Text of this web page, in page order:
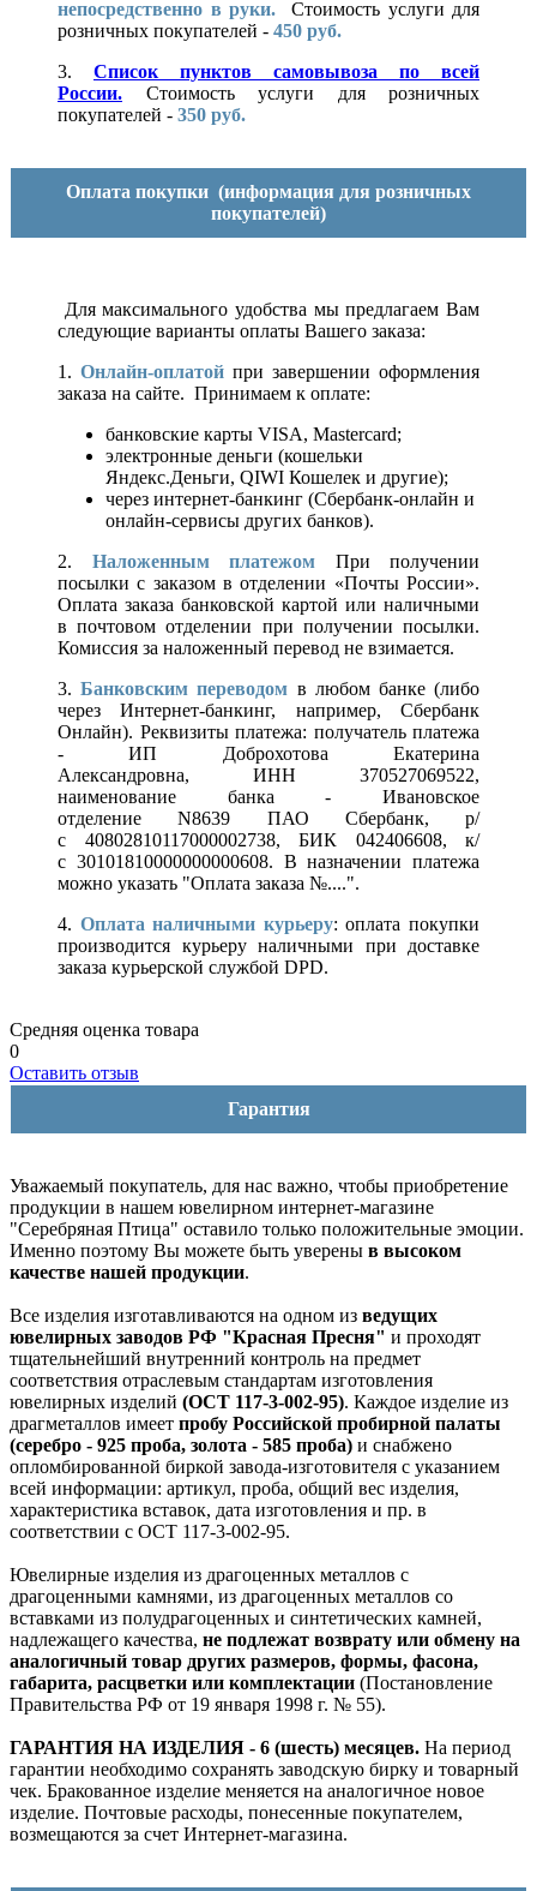
непосредственно в руки.
Стоимость услуги для
розничных покупателей - 450 руб.
3. Список пунктов самовывоза по всей
России.
Стоимость услуги для розничных
покупателей - 350 руб.
Оплата покупки (информация для розничных
покупателей)
Для максимального удобства мы предлагаем Вам
следующие варианты оплаты Вашего заказа:
1. Онлайн-оплатой при завершении оформления
заказа на сайте. Принимаем к оплате:
банковские карты VISA, Mastercard;
электронные деньги (кошельки
Яндекс.Деньги, QIWI Кошелек и другие);
через интернет-банкинг (Сбербанк-онлайн и
онлайн-сервисы других банков).
2. Наложенным платежом При получении
посылки с заказом в отделении «Почты России».
Оплата заказа банковской картой или наличными
в почтовом отделении при получении посылки.
Комиссия за наложенный перевод не взимается.
3.Банковским переводом в любом банке (либо
через Интернет-банкинг, например, Сбербанк
Онлайн). Реквизиты платежа: получатель платежа
- ИП Доброхотова Екатерина
Александровна, ИНН 370527069522,
наименование банка - Ивановское
отделение N8639 ПАО Сбербанк, р/
с 40802810117000002738, БИК 042406608, к/
с 30101810000000000608. В назначении платежа
можно указать "Оплата заказа №....".
4. Оплата наличными курьеру: оплата покупки
производится курьеру наличными при доставке
заказа курьерской службой DPD.
Средняя оценка товара
0
Оставить отзыв
Гарантия
Уважаемый покупатель, для нас важно, чтобы приобретение
продукции в нашем ювелирном интернет-магазине
"Серебряная Птица" оставило только положительные эмоции.
Именно поэтому Вы можете быть уверены в высоком
качестве нашей продукции.
Все изделия изготавливаются на одном из ведущих
ювелирных заводов РФ "Красная Пресня" и проходят
тщательнейший внутренний контроль на предмет
соответствия отраслевым стандартам изготовления
ювелирных изделий (ОСТ 117-3-002-95). Каждое изделие из
драгметаллов имеет пробу Российской пробирной палаты
(серебро - 925 проба, золота - 585 проба) и снабжено
опломбированной биркой завода-изготовителя с указанием
всей информации: артикул, проба, общий вес изделия,
характеристика вставок, дата изготовления и пр. в
соответствии с ОСТ 117-3-002-95.
Ювелирные изделия из драгоценных металлов с
драгоценными камнями, из драгоценных металлов со
вставками из полудрагоценных и синтетических камней,
надлежащего качества, не подлежат возврату или обмену на
аналогичный товар других размеров, формы, фасона,
габарита, расцветки или комплектации (Постановление
Правительства РФ от 19 января 1998 г. № 55).
ГАРАНТИЯ НА ИЗДЕЛИЯ - 6 (шесть) месяцев. На период
гарантии необходимо сохранять заводскую бирку и товарный
чек. Бракованное изделие меняется на аналогичное новое
изделие. Почтовые расходы, понесенные покупателем,
возмещаются за счет Интернет-магазина.